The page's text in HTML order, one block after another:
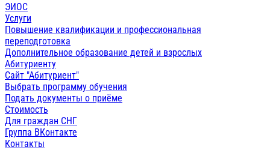
ЭИОС
Услуги
Повышение квалификации и профессиональная
переподготовка
Дополнительное образование детей и взрослых
Абитуриенту
Сайт "Абитуриент"
Выбрать программу обучения
Подать документы о приёме
Стоимость
Для граждан СНГ
Группа ВКонтакте
Контакты